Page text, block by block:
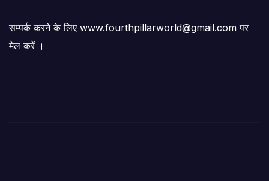
सम्पर्क करने के लिए www.fourthpillarworld@gmail.com पर
मेल करें ।